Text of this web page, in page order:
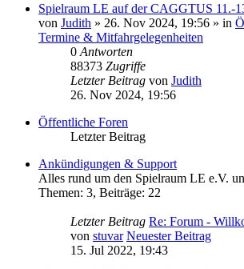
Spielraum LE auf der CAGGTUS 11.-
von Judith » 26. Nov 2024, 19:56 » in
Termine & Mitfahrgelegenheiten
0 Antworten
88373 Zugriffe
Letzter Beitrag von Judith
26. Nov 2024, 19:56
Öffentliche Foren
Letzter Beitrag
Ankündigungen & Support
Alles rund um den Spielraum LE e.V.
Themen: 3, Beiträge: 22
Letzter Beitrag Re: Forum -
von stuvar Neuester Beitrag
15. Jul 2022, 19:43